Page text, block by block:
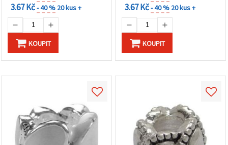
3.67 Kč- 40 % 20 kus +
KOUPIT
3.67 Kč- 40 % 20 kus +
KOUPIT